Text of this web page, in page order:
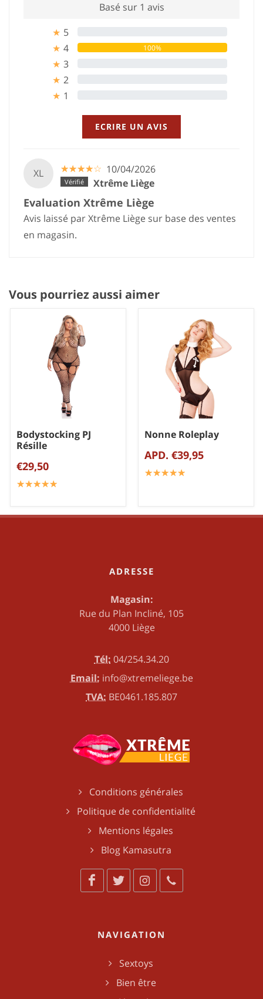
Basé sur 1 avis
★ 5
★ 4 100%
★ 3
★ 2
★ 1
ECRIRE UN AVIS
XL ☆☆☆☆☆
★★★★★ 10/04/2026
Xtrême Liège
Evaluation Xtrême Liège
Avis laissé par Xtrême Liège sur base des ventes
en magasin.
Vous pourriez aussi aimer
Bodystocking PJ
Résille
€29,50
☆☆☆☆☆
★★★★★
Nonne Roleplay
APD. €39,95
☆☆☆☆☆
★★★★★
ADRESSE
Magasin:
Rue du Plan Incliné, 105
4000 Liège
Tél: 04/254.34.20
Email: info@xtremeliege.be
TVA: BE0461.185.807
Conditions générales
Politique de confidentialité
Mentions légales
Blog Kamasutra
NAVIGATION
Sextoys
Bien être